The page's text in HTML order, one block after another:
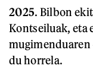
2025. Bilbon
Kontseiluak, eta
du horrela.